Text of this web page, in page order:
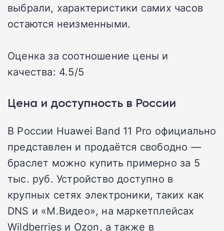
выбрали, характеристики самих часов
остаются неизменными.
Оценка за соотношение цены и
качества: 4.5/5
Цена и доступность в России
В России Huawei Band 11 Pro официально
представлен и продаётся свободно —
браслет можно купить примерно за 5
тыс. руб. Устройство доступно в
крупных сетях электроники, таких как
DNS и «М.Видео», на маркетплейсах
Wildberries и Ozon, а также в